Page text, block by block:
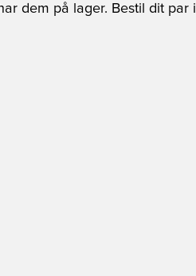
dem på lager. Bestil dit par i